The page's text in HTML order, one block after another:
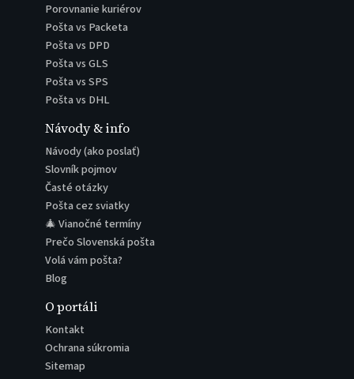
Porovnanie kuriérov
Pošta vs Packeta
Pošta vs DPD
Pošta vs GLS
Pošta vs SPS
Pošta vs DHL
Návody & info
Návody (ako poslať)
Slovník pojmov
Časté otázky
Pošta cez sviatky
🎄 Vianočné termíny
Prečo Slovenská pošta
Volá vám pošta?
Blog
O portáli
Kontakt
Ochrana súkromia
Sitemap